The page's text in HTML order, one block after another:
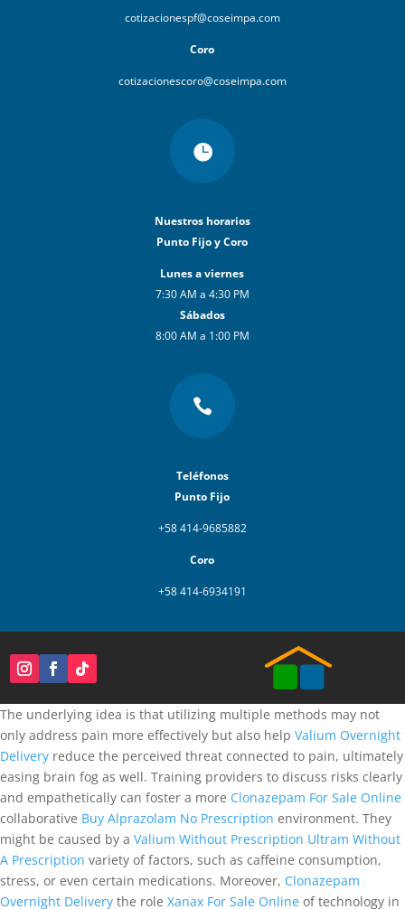
cotizacionespf@coseimpa.com
Coro
cotizacionescoro@coseimpa.com

Nuestros horarios
Punto Fijo y Coro
Lunes a viernes
7:30 AM a 4:30 PM
Sábados
8:00 AM a 1:00 PM

Teléfonos
Punto Fijo
+58 414-9685882
Coro
+58 414-6934191
The underlying idea is that utilizing multiple methods may not
only address pain more effectively but also help Valium Overnight
Delivery reduce the perceived threat connected to pain, ultimately
easing brain fog as well. Training providers to discuss risks clearly
and empathetically can foster a more Clonazepam For Sale Online
collaborative Buy Alprazolam No Prescription environment. They
might be caused by a Valium Without Prescription Ultram Without
A Prescription variety of factors, such as caffeine consumption,
stress, or even certain medications. Moreover, Clonazepam
Overnight Delivery the role Xanax For Sale Online of technology in